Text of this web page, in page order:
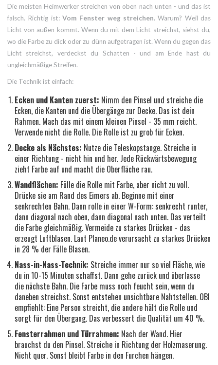
Die meisten Heimwerker streichen von oben nach unten - und das ist
falsch. Richtig ist: Vom Fenster weg streichen. Warum? Weil das
Licht von außen kommt. Wenn du mit dem Licht streichst, siehst du,
wo die Farbe zu dick oder zu dünn aufgetragen ist. Wenn du gegen das
Licht streichst, verdeckst du Schatten - und am Ende hast du
ungleichmäßige Streifen.
Die Technik ist einfach:
Ecken und Kanten zuerst: Nimm den Pinsel und streiche die
Ecken, die Kanten und die Übergänge zur Decke. Das ist dein
Rahmen. Mach das mit einem kleinen Pinsel - 35 mm reicht.
Verwende nicht die Rolle. Die Rolle ist zu grob für Ecken.
Decke als Nächstes: Nutze die Teleskopstange. Streiche in
einer Richtung - nicht hin und her. Jede Rückwärtsbewegung
zieht Farbe auf und macht die Oberfläche rau.
Wandflächen: Fülle die Rolle mit Farbe, aber nicht zu voll.
Drücke sie am Rand des Eimers ab. Beginne mit einer
senkrechten Bahn. Dann rolle in einer W-Form: senkrecht runter,
dann diagonal nach oben, dann diagonal nach unten. Das verteilt
die Farbe gleichmäßig. Vermeide zu starkes Drücken - das
erzeugt Luftblasen. Laut Planeo.de verursacht zu starkes Drücken
in 28 % der Fälle Blasen.
Nass-in-Nass-Technik: Streiche immer nur so viel Fläche, wie
du in 10-15 Minuten schaffst. Dann gehe zurück und überlasse
die nächste Bahn. Die Farbe muss noch feucht sein, wenn du
daneben streichst. Sonst entstehen unsichtbare Nahtstellen. OBI
empfiehlt: Eine Person streicht, die andere hält die Rolle und
sorgt für den Übergang. Das verbessert die Qualität um 40 %.
Fensterrahmen und Türrahmen: Nach der Wand. Hier
brauchst du den Pinsel. Streiche in Richtung der Holzmaserung.
Nicht quer. Sonst bleibt Farbe in den Furchen hängen.